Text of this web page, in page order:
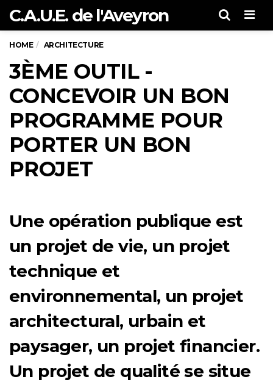
C.A.U.E. de l'Aveyron
HOME ARCHITECTURE
3ÈME OUTIL -
CONCEVOIR UN BON
PROGRAMME POUR
PORTER UN BON
PROJET
Une opération publique est
un projet de vie, un projet
technique et
environnemental, un projet
architectural, urbain et
paysager, un projet financier.
Un projet de qualité se situe